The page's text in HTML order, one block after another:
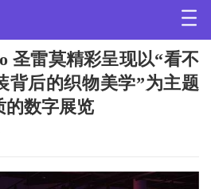
圣雷莫精彩呈现以“看不
后的织物美学”为主题
的数字展览